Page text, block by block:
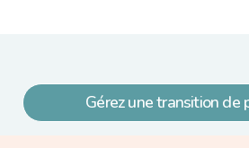
Gérez une transition de